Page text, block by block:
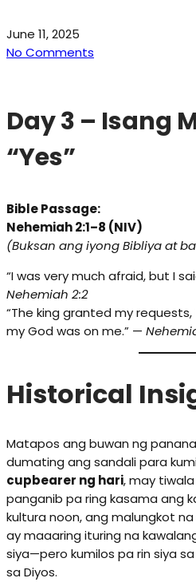
June 11, 2025
No Comments
Day 3 – Isang
“Yes”
Bible Passage:
Nehemiah 2:1–8 (NIV)
(Buksan ang iyong Bibliya at
“I was very much afraid, but I
Nehemiah 2:2
“The king granted my
my God was on me.” —
Historical
Matapos ang buwan ng
dumating ang sandali para
cupbearer ng hari, may
panganib pa ring kasama ang
kultura noon, ang malungkot
ay maaaring ituring na
siya—pero kumilos pa rin siya
sa Diyos.